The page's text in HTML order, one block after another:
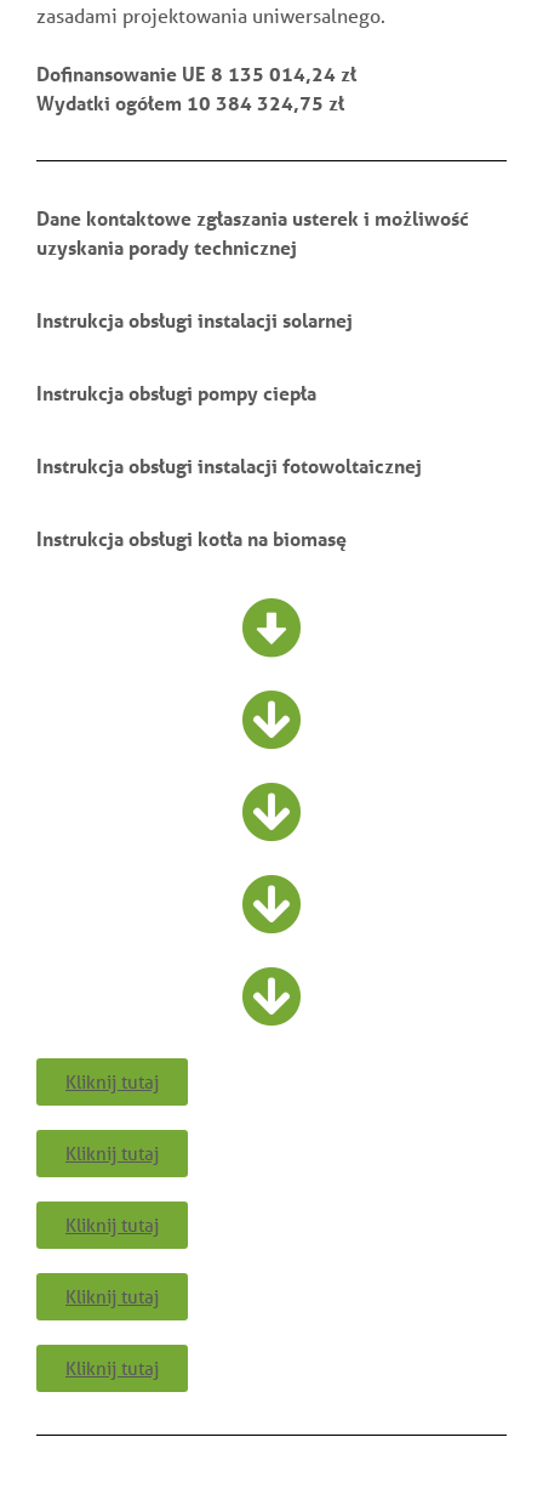
zasadami projektowania uniwersalnego.
Dofinansowanie UE 8 135 014,24 zł
Wydatki ogółem 10 384 324,75 zł
Dane kontaktowe zgłaszania usterek i możliwość
uzyskania porady technicznej
Instrukcja obsługi instalacji solarnej
Instrukcja obsługi pompy ciepła
Instrukcja obsługi instalacji fotowoltaicznej
Instrukcja obsługi kotła na biomasę
Kliknij tutaj
Kliknij tutaj
Kliknij tutaj
Kliknij tutaj
Kliknij tutaj